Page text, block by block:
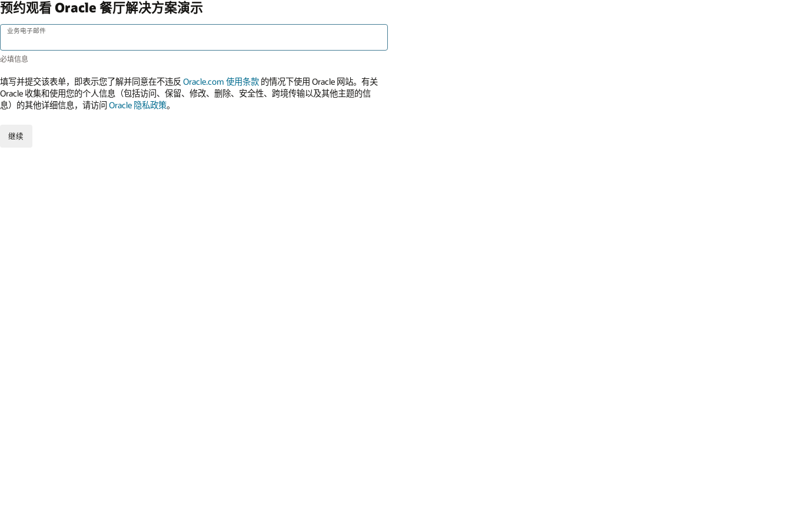
预约观看 Oracle 餐厅解决方案演示
业务电子邮件
填写并提交该表单，即表示您了解并同意在不违反 Oracle.com 使用条款 的情况下使用 Oracle 网站。有关
Oracle 收集和使用您的个人信息（包括访问、保留、修改、删除、安全性、跨境传输以及其他主题的信
息）的其他详细信息，请访问 Oracle 隐私政策。
继续